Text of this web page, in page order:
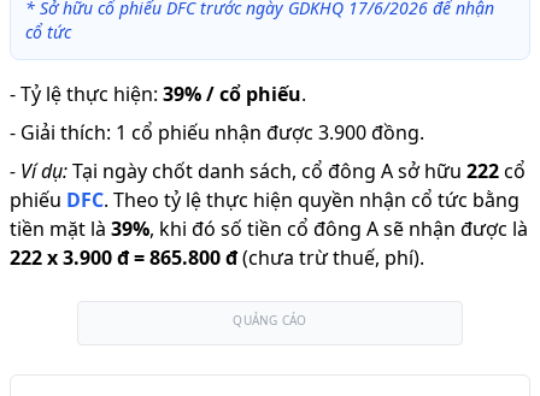
* Sở hữu cổ phiếu DFC trước ngày GDKHQ 17/6/2026 để nhận
cổ tức
-Tỷ lệ thực hiện: 39% / cổ phiếu.
- Giải thích: 1 cổ phiếu nhận được 3.900 đồng.
- Ví dụ:Tại ngày chốt danh sách, cổ đông A sở hữu 222cổ
phiếu DFC. Theo tỷ lệ thực hiện quyền nhận cổ tức bằng
tiền mặt là 39%, khi đó số tiền cổ đông A sẽ nhận được là
222x3.900 đ=865.800 đ(chưa trừ thuế, phí).
QUẢNG CÁO